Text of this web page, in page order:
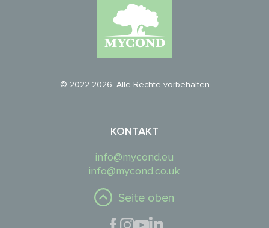
© 2022-2026. Alle Rechte vorbehalten
KONTAKT
info@mycond.eu
info@mycond.co.uk
Seite oben